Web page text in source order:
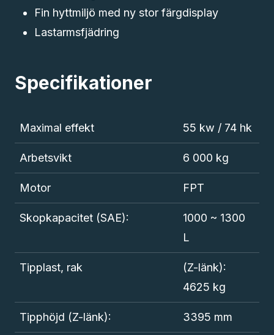
Fin hyttmiljö med ny stor färgdisplay
Lastarmsfjädring
Specifikationer
Maximal effekt 55 kw / 74 hk
Arbetsvikt 6 000 kg
Motor FPT
Skopkapacitet (SAE):
1000 ~ 1300
L
Tipplast, rak
(Z-länk):
4625 kg
Tipphöjd (Z-länk): 3395 mm